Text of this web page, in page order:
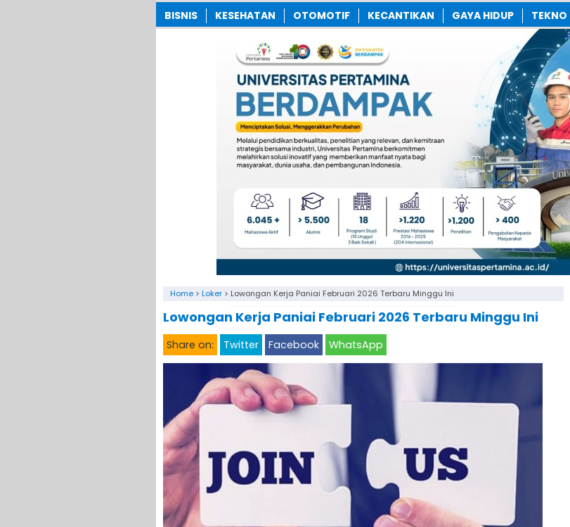
BISNIS KESEHATAN OTOMOTIF KECANTIKAN GAYA HIDUP TEKNO
Home > Loker > Lowongan Kerja Paniai Februari 2026 Terbaru Minggu Ini
Lowongan Kerja Paniai Februari 2026 Terbaru Minggu Ini
Share on: Twitter Facebook WhatsApp